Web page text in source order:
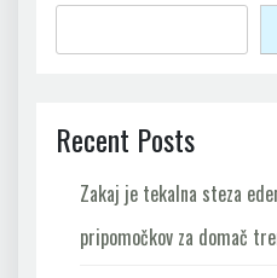
Recent Posts
Zakaj je tekalna steza
pripomočkov za domač